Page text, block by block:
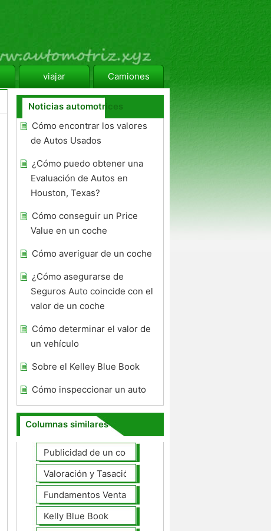
viajar Camiones
Noticias automotrices
Cómo encontrar los valores
de Autos Usados ​​
¿Cómo puedo obtener una
Evaluación de Autos en
Houston, Texas?
Cómo conseguir un Price
Value en un coche
Cómo averiguar de un coche
¿Cómo asegurarse de
Seguros Auto coincide con el
valor de un coche
Cómo determinar el valor de
un vehículo
Sobre el Kelley Blue Book
Cómo inspeccionar un auto
Columnas similares
Publicidad de un coche para la venta
Valoración y Tasación
Fundamentos Venta de coches
Kelly Blue Book